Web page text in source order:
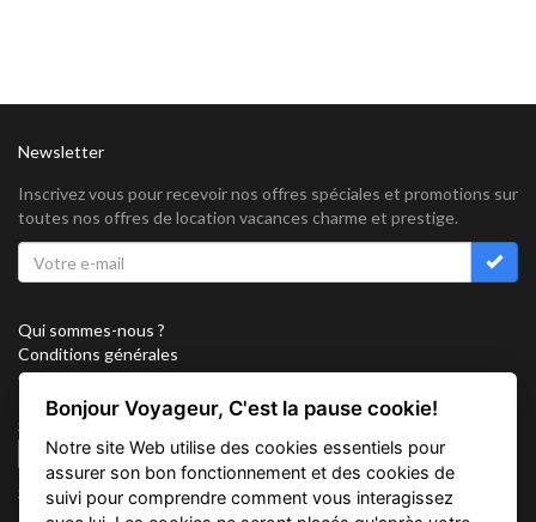
Newsletter
Inscrivez vous pour recevoir nos offres spéciales et promotions sur
toutes nos offres de location vacances charme et prestige.
Qui sommes-nous ?
Conditions générales
Confidentialité
Partenariat
Sitemap
Cookies
Suivez nous sur
Bonjour Voyageur, C'est la pause cookie!
Notre site Web utilise des cookies essentiels pour
assurer son bon fonctionnement et des cookies de
suivi pour comprendre comment vous interagissez